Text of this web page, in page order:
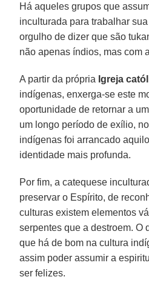
Há aqueles grupos que
inculturada para trabalhar
orgulho de dizer que são
não apenas índios, mas com
A partir da própria Igreja
indígenas, enxerga-se este
oportunidade de retornar a
um longo período de exílio,
indígenas foi arrancado
identidade mais profunda.
Por fim, a catequese
preservar o Espírito, de
culturas existem elementos
serpentes que a destroem. O
que há de bom na cultura
assim poder assumir a
ser felizes.